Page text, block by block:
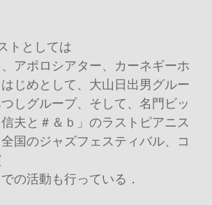
トとしては
アポロシアター、カーネギーホ
じめとして、大山日出男グルー
しグループ、そして、名門ビッ
夫と＃＆ｂ」のラストピアニス
国のジャズフェスティバル、コ
の活動も行っている．